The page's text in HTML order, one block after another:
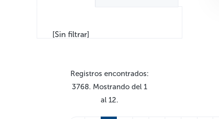
[Sin filtrar]
Registros encontrados:
3768. Mostrando del 1
al 12.